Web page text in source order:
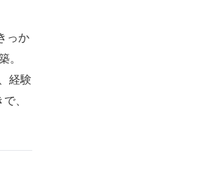
っか
。
経験
、